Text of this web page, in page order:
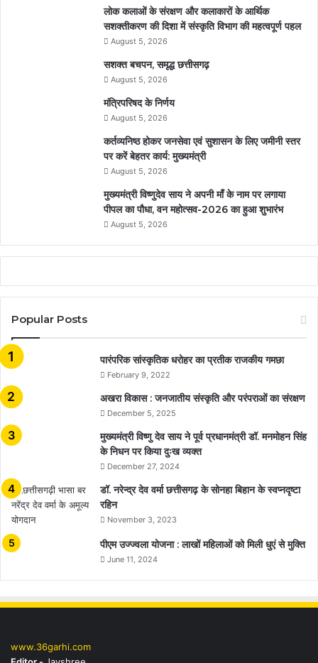
लोक कलाओं के संरक्षण और कलाकारों के आर्थिक
सशक्तीकरण की दिशा में संस्कृति विभाग की महत्वपूर्ण पहल
August 5, 2026
सशक्त बचपन, समृद्ध छत्तीसगढ़
August 5, 2026
मंत्रिपरिषद के निर्णय
August 5, 2026
कर्तव्यनिष्ठ होकर जनसेवा एवं सुशासन के लिए जमीनी स्तर
पर करें बेहतर कार्य: मुख्यमंत्री
August 5, 2026
मुख्यमंत्री विष्णुदेव साय ने अपनी माँ के नाम पर लगाया
पीपल का पौधा, वन महोत्सव-2026 का हुआ शुभारंभ
August 5, 2026
Popular Posts
​​​​​​​पारंपरिक सांस्कृतिक धरोहर का प्रतीक राजकीय गमछा
February 9, 2022
अखरा विकास : जनजातीय संस्कृति और परंपराओं का संरक्षण
December 5, 2025
मुख्यमंत्री विष्णु देव साय ने पूर्व प्रधानमंत्री डॉ. मनमोहन सिंह
के निधन पर किया दुःख व्यक्त
December 27, 2024
डॉ. नरेन्द्र देव वर्मा छत्तीसगढ़ के सोनहा बिहान के स्वप्नदृष्टा
रहिन
November 3, 2023
पीएम उज्ज्वला योजना : लाखों महिलाओं को मिली धुएं से मुक्ति
June 11, 2024
www.36garhi.com